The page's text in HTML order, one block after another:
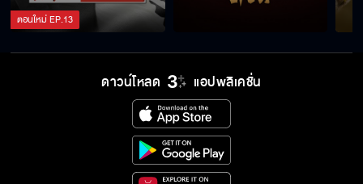
ตอนใหม่EP.13
ดาวน์โหลด แอปพลิเคชั่น